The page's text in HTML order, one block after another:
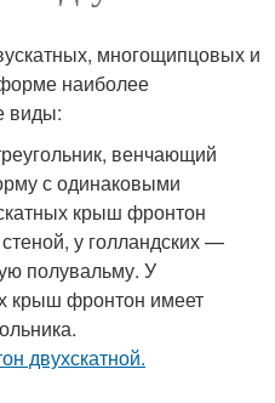
многощипцовых и
наиболее
виды:
венчающий
с одинаковыми
крыш фронтон
у голландских —
полувальму. У
крыш фронтон имеет